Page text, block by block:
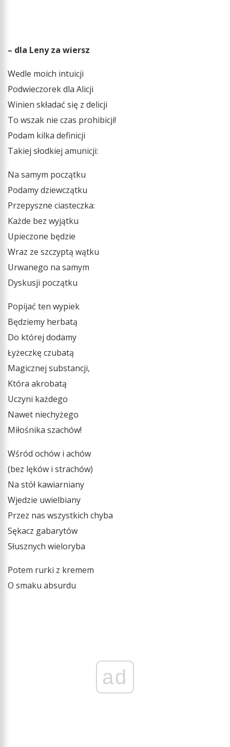
– dla Leny za wiersz
Wedle moich intuicji
Podwieczorek dla Alicji
Winien składać się z delicji
To wszak nie czas prohibicji!
Podam kilka definicji
Takiej słodkiej amunicji:
Na samym początku
Podamy dziewczątku
Przepyszne ciasteczka:
Każde bez wyjątku
Upieczone będzie
Wraz ze szczyptą wątku
Urwanego na samym
Dyskusji początku
Popijać ten wypiek
Będziemy herbatą
Do której dodamy
Łyżeczkę czubatą
Magicznej substancji,
Która akrobatą
Uczyni każdego
Nawet niechyżego
Miłośnika szachów!
Wśród ochów i achów
(bez lęków i strachów)
Na stół kawiarniany
Wjedzie uwielbiany
Przez nas wszystkich chyba
Sękacz gabarytów
Słusznych wieloryba
Potem rurki z kremem
O smaku absurdu
ad